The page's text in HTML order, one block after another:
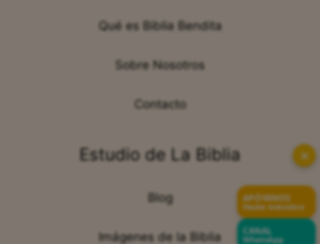
Qué es Biblia Bendita
Sobre Nosotros
Contacto
Estudio de La Biblia
Blog
Imágenes de la Biblia
✕
APÓYANOS
Hazte miembro
CANAL
WhatsApp